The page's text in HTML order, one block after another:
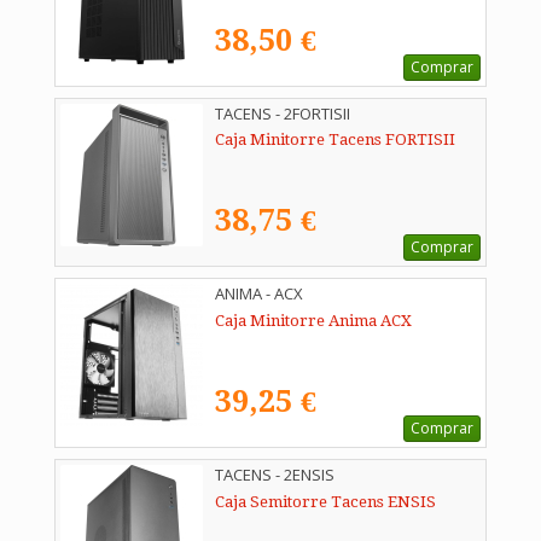
38,50 €
Comprar
TACENS - 2FORTISII
Caja Minitorre Tacens FORTISII
38,75 €
Comprar
ANIMA - ACX
Caja Minitorre Anima ACX
39,25 €
Comprar
TACENS - 2ENSIS
Caja Semitorre Tacens ENSIS